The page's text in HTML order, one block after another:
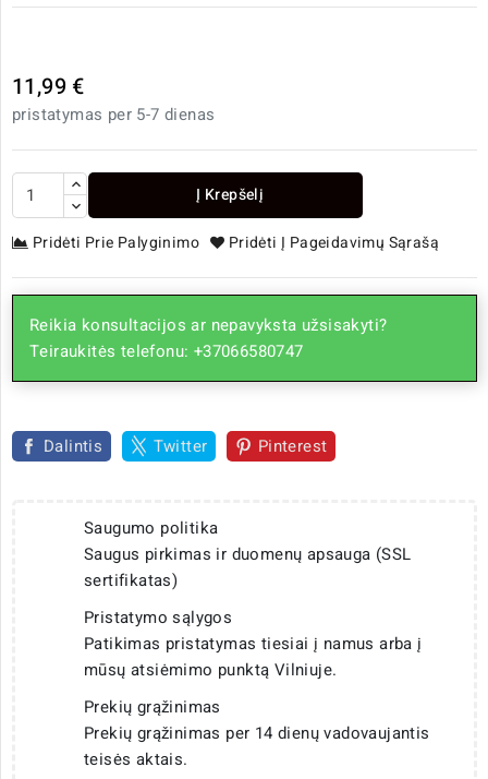
11,99 €
pristatymas per 5-7 dienas
Į Krepšelį
Pridėti Prie Palyginimo Pridėti Į Pageidavimų Sąrašą
Reikia konsultacijos ar nepavyksta užsisakyti?
Teiraukitės telefonu: +37066580747
Dalintis Twitter Pinterest
Saugumo politika
Saugus pirkimas ir duomenų apsauga (SSL
sertifikatas)
Pristatymo sąlygos
Patikimas pristatymas tiesiai į namus arba į
mūsų atsiėmimo punktą Vilniuje.
Prekių grąžinimas
Prekių grąžinimas per 14 dienų vadovaujantis
teisės aktais.